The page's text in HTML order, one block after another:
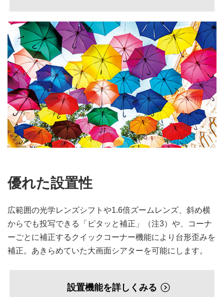
優れた設置性
広範囲の光学レンズシフトや1.6倍ズームレンズ、斜め横
からでも投写できる「ピタッと補正」（注3）や、コーナ
ーごとに補正するクイックコーナー機能により台形歪みを
補正。あきらめていた大画面シアターを可能にします。
設置機能を詳しくみる